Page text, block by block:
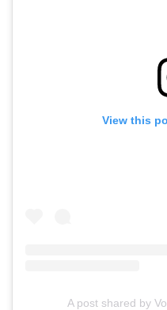
View this
A post shared by